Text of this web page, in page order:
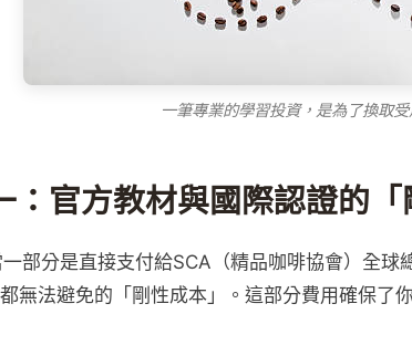
一筆專業的學習投資，是為了換取
：官方教材與國際認證的「
部分是直接支付給SCA（精品咖啡協會）全
無法避免的「剛性成本」。這部分費用確保了